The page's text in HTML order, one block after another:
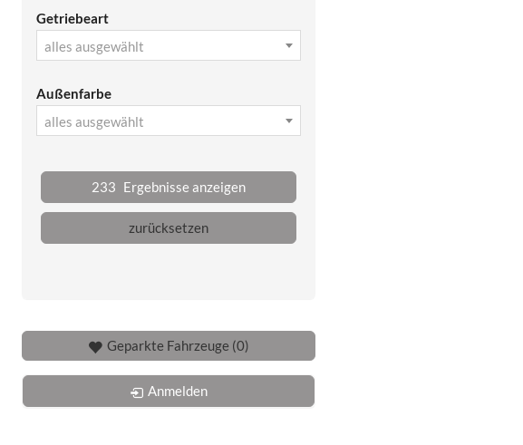
Getriebeart
alles ausgewählt
Außenfarbe
alles ausgewählt
233 Ergebnisse anzeigen
zurücksetzen
Geparkte Fahrzeuge (0)
Anmelden